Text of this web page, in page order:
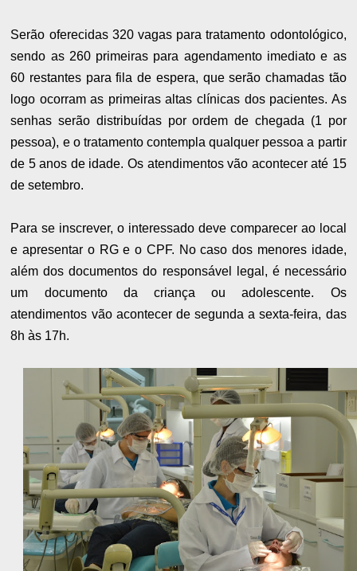
Serão oferecidas 320 vagas para tratamento odontológico,
sendo as 260 primeiras para agendamento imediato e as
60 restantes para fila de espera, que serão chamadas tão
logo ocorram as primeiras altas clínicas dos pacientes. As
senhas serão distribuídas por ordem de chegada (1 por
pessoa), e o tratamento contempla qualquer pessoa a partir
de 5 anos de idade. Os atendimentos vão acontecer até 15
de setembro.
Para se inscrever, o interessado deve comparecer ao local
e apresentar o RG e o CPF. No caso dos menores idade,
além dos documentos do responsável legal, é necessário
um documento da criança ou adolescente. Os
atendimentos vão acontecer de segunda a sexta-feira, das
8h às 17h.